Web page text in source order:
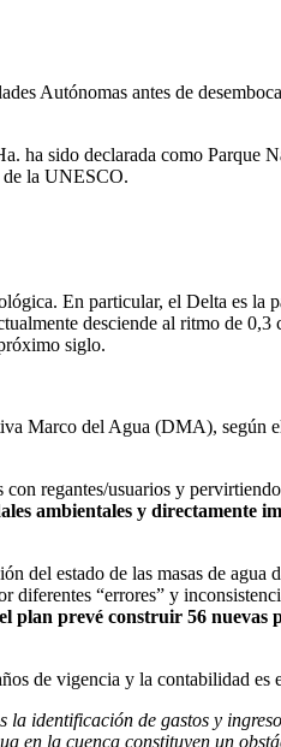
Autónomas antes de
ha sido declarada como Parque
la UNESCO.
En particular, el Delta es la
desciende al ritmo de
siglo.
del Agua (DMA), según el
regantes/usuarios y
ambientales y directamente
estado de las masas de agua
“errores” y
prevé construir 56 nuevas
de vigencia y la contabilidad es
la identificación de gastos y
en la cuenca constituyen un